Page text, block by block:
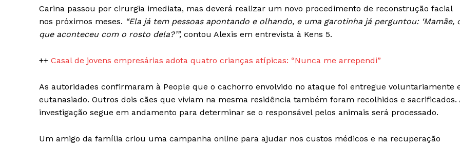
Carina passou por cirurgia imediata, mas deverá realizar um novo procedimento de reconstrução facial
nos próximos meses. “Ela já tem pessoas apontando e olhando, e uma garotinha já perguntou: ‘Mamãe,
que aconteceu com o rosto dela?’”, contou Alexis em entrevista à Kens 5.
++ Casal de jovens empresárias adota quatro crianças atípicas: “Nunca me arrependi”
As autoridades confirmaram à People que o cachorro envolvido no ataque foi entregue voluntariamente
eutanasiado. Outros dois cães que viviam na mesma residência também foram recolhidos e sacrificados.
investigação segue em andamento para determinar se o responsável pelos animais será processado.
Um amigo da família criou uma campanha online para ajudar nos custos médicos e na recuperação